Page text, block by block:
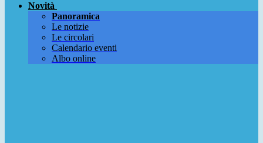
Novità
Panoramica
Le notizie
Le circolari
Calendario eventi
Albo online